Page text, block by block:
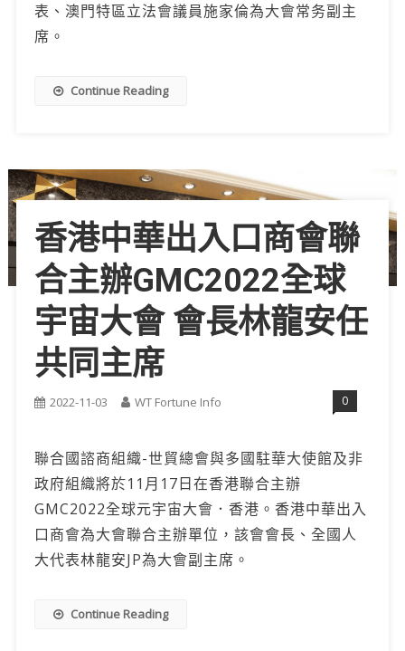
表、澳門特區立法會議員施家倫為大會常务副主
席。
Continue Reading
香港中華出入口商會聯
合主辦GMC2022全球
宇宙大會 會長林龍安任
共同主席
2022-11-03 WT Fortune Info 0
聯合國諮商組織-世貿總會與多國駐華大使館及非
政府組織將於11月17日在香港聯合主辦
GMC2022全球元宇宙大會．香港。香港中華出入
口商會為大會聯合主辦單位，該會會長、全國人
大代表林龍安JP為大會副主席。
Continue Reading